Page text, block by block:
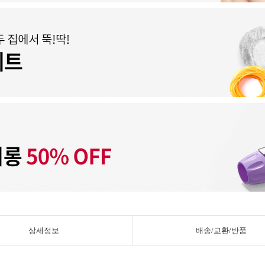
상세정보 배송/교환/반품